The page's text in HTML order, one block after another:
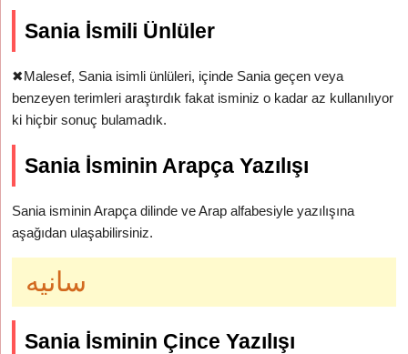
Sania İsmili Ünlüler
✖Malesef, Sania isimli ünlüleri, içinde Sania geçen veya
benzeyen terimleri araştırdık fakat isminiz o kadar az kullanılıyor
ki hiçbir sonuç bulamadık.
Sania İsminin Arapça Yazılışı
Sania isminin Arapça dilinde ve Arap alfabesiyle yazılışına
aşağıdan ulaşabilirsiniz.
سانيه
Sania İsminin Çince Yazılışı